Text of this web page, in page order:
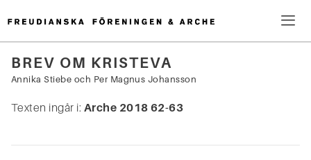
till
innehåll
Sök
BREV OM KRISTEVA
Annika Stiebe och Per Magnus Johansson
Texten ingår i: Arche 2018 62-63